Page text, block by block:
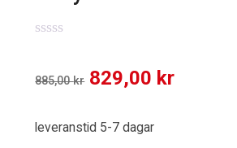
of
885,00kr Det
priset
829,00 krDet
leveranstid 5-7 dagar